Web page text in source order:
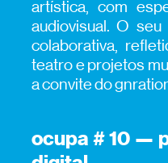
artística, com
audiovisual. O
colaborativa,
teatro e projetos
a convite do
ocupa # 10 —